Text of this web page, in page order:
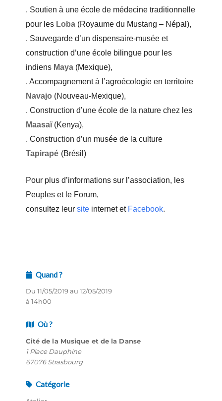
. Soutien à une école de médecine traditionnelle
pour les Loba (Royaume du Mustang – Népal),
. Sauvegarde d’un dispensaire-musée et
construction d’une école bilingue pour les
indiens Maya (Mexique),
. Accompagnement à l’agroécologie en territoire
Navajo (Nouveau-Mexique),
. Construction d’une école de la nature chez les
Maasaï(Kenya),
. Construction d’un musée de la culture
Tapirapé (Brésil)
Pour plus d’informations sur l’association, les
Peuples et le Forum,
consultez leur siteinternet et Facebook.
Quand ?
Du 11/05/2019 au 12/05/2019
à 14h00
Où ?
Cité de la Musique et de la Danse
1 Place Dauphine
67076 Strasbourg
Catégorie